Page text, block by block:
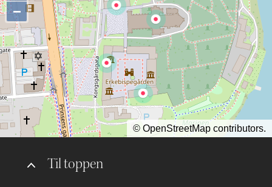
Til toppen
−
© OpenStreetMap contributors.